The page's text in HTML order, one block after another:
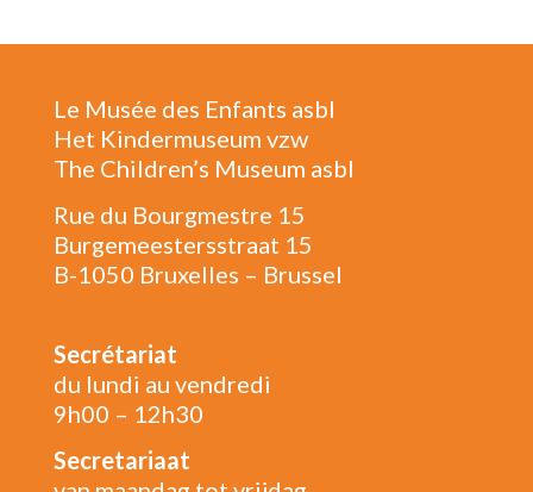
Le Musée des Enfants asbl
Het Kindermuseum vzw
The Children’s Museum asbl
Rue du Bourgmestre 15
Burgemeestersstraat 15
B-1050 Bruxelles – Brussel
Secrétariat
du lundi au vendredi
9h00 – 12h30
Secretariaat